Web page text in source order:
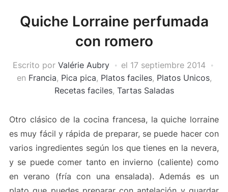
Quiche Lorraine perfumada
con romero
Escrito por Valérie Aubry el 17 septiembre 2014
en Francia, Pica pica, Platos faciles, Platos Unicos,
Recetas faciles, Tartas Saladas
Otro clásico de la cocina francesa, la quiche lorraine
es muy fácil y rápida de preparar, se puede hacer con
varios ingredientes según los que tienes en la nevera,
y se puede comer tanto en invierno (caliente) como
en verano (fría con una ensalada). Además es un